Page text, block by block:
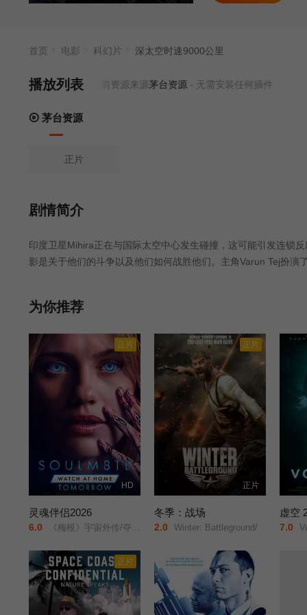
首页 电影 科幻片 深太空时速9000公里
播放列表当前资源来源 茅台资源- 无需安装任何插件
茅台资源
正片
剧情简介
印度卫星Mihira正在与国际太空中心发生碰撞，这可能引发连锁
影是关于他们的斗争以及他们如何战胜他们。主角Varun Tej扮
为你推荐
正片
HD
灵魂伴侣2026
6.0 《梅根》宇宙外传/夺魂伴侣/
正片
正片
冬季：战场
2.0 Winter: Battleground/
虚空
7.0
正片